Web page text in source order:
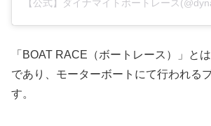
「BOAT RACE（ボートレース）」と
であり、モーターボートにて行われる
す。